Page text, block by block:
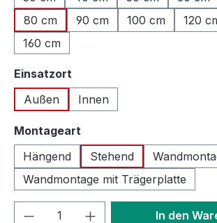
80 cm
90 cm 100 cm 120
160 cm
Einsatzort
Außen
Innen
Montageart
Hängend
Stehend
Wandmontage mit Trägerplatte
Produkt Anzahl: Gib den
In den